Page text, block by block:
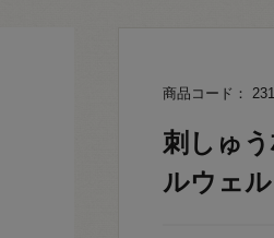
商品コード：
刺しゅ
ルウェ